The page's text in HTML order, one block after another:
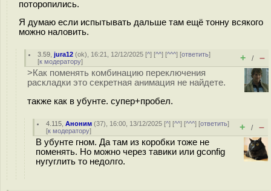
поторопились.
Я думаю если испытывать дальше там ещё тонну всякого
можно наловить.
3.59 ,jura12 (ok), 16:21, 12/12/2025 [^] [^^] [^^^] [ответить]
[к модератору] + / –
>Как поменять комбинацию переключения
раскладки это секретная анимация не найдете.
также как в убунте. супер+пробел.
4.115 ,Аноним (37), 16:00, 13/12/2025 [^] [^^] [^^^] [ответить]
[к модератору] + / –
В убунте гном. Да там из коробки тоже не
поменять. Но можно через тавики или gconfig
нугуглить то недолго.